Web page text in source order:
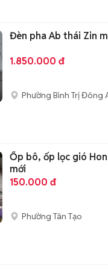
Đèn pha Ab thái Zin
1.850.000 đ
Phường Bình Trị Đông
Ốp bô, ốp lọc gió
mới
150.000 đ
Phường Tân Tạo